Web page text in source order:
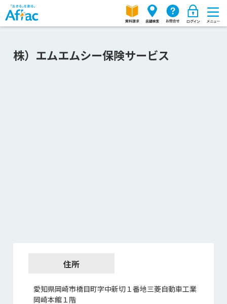
株）エムエムシー保険サービス
住所
愛知県岡崎市橋目町字中新切１番地三菱自動車工業
岡崎本館１階